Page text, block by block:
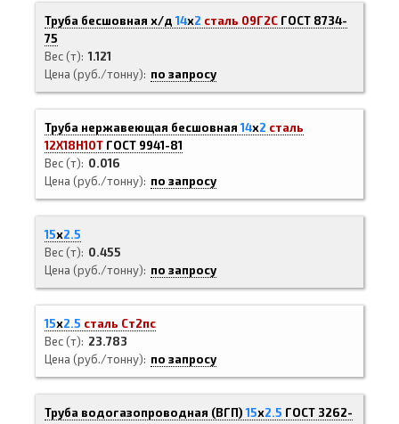
Труба бесшовная х/д14х2 сталь 09Г2С ГОСТ 8734-
75
Вес (т) 1.121
Цена (руб./тонну)
по запросу
Труба нержавеющая бесшовная14х2 сталь
12Х18Н10Т ГОСТ 9941-81
Вес (т)
0.016
Цена (руб./тонну)
по запросу
15х2.5
Вес (т)
0.455
Цена (руб./тонну)
по запросу
15х2.5 сталь Ст2пс
Вес (т)
23.783
Цена (руб./тонну)
по запросу
Труба водогазопроводная (ВГП)15х2.5 ГОСТ 3262-